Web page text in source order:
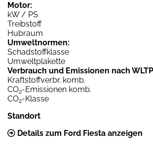
Motor:
kW / PS
Treibstoff
Hubraum
Umweltnormen:
Schadstoffklasse
Umweltplakette
Verbrauch und Emissionen nach
Kraftstoffverbr. komb.
CO2-Emissionen komb.
CO2-Klasse
Standort
Details zum Ford Fiesta anzeigen